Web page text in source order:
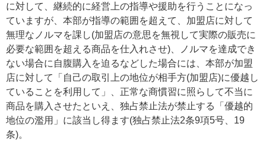
に対して、継続的に経営上の指導や援助を行うことになっ
ていますが、本部が指導の範囲を超えて、加盟店に対して
無理なノルマを課し(加盟店の意思を無視して実際の販売に
必要な範囲を超える商品を仕入れさせ)、ノルマを達成でき
ない場合に自腹購入を迫るなどした場合には、本部が加盟
店に対して「自己の取引上の地位が相手方(加盟店)に優越し
ていることを利用して」、正常な商慣習に照らして不当に
商品を購入させたといえ、独占禁止法が禁止する「優越的
地位の濫用」に該当し得ます(独占禁止法2条9項5号、19
条)。